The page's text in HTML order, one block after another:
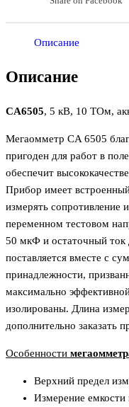
Описание
Описание
CA6505, 5 кВ, 10 ТОм,
Мегаомметр CA 6505
пригоден для работ в
обеспечит
Прибор имеет
измерять
переменном тестовом
50 мкФ и остаточный
поставляется вместе с
принадлежности,
максимально
изолированы. Длина
дополнительно заказать
Особенности
Верхний предел
Измерение